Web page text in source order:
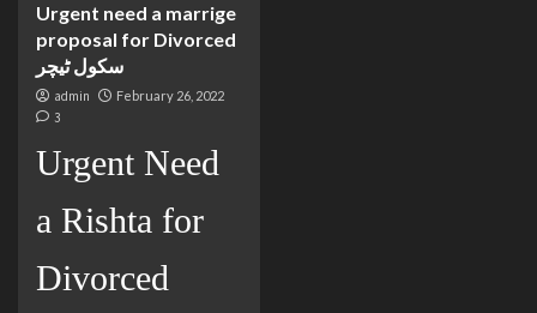
Urgent need a marrige
proposal for Divorced
سکول ٹیچر
admin February 26, 2022
3
Urgent Need
a Rishta for
Divorced